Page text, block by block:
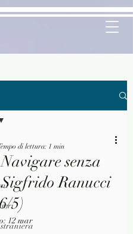
senza
Ranucci
5)
di lettura: 1 min
12 mar